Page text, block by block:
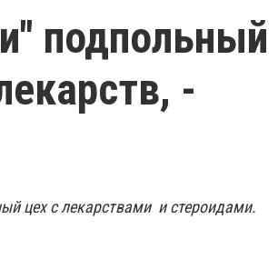
подпольный
-
цех с лекарствами и стероидами.